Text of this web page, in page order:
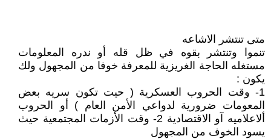
متى تنتشر الاشاعه
تنموا وتنتشر بقوه في ظل قله أو ندره المعلومات
مستغله الحاجة الغريزية للمعرفة خوفا من المجهول ولك
يكون :
1- وقت الحروب العسكرية ( حيت تكون سريه بعض
المعومات ضرورية لدواعي الأمن العام ) أو الحروب
ألاعلاميه آو الاقتصادية 2- وقت الأزمات المجتمعية حيث
يسود الخوف من المجهول